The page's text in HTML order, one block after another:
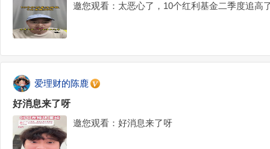
邀您观看：太恶心了，10个红利基金二季度追高
爱理财的陈鹿
好消息来了呀
邀您观看：好消息来了呀